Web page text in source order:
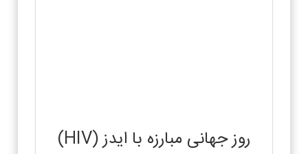
روز جهانی مبارزه با ایدز (HIV)